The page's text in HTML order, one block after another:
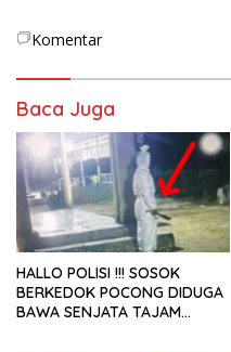
Komentar
Baca Juga
HALLO POLISI !!! SOSOK
BERKEDOK POCONG DIDUGA
BAWA SENJATA TAJAM